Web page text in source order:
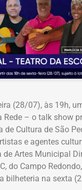
(28/07), às 19h,
– o talk show
Cultura de São
e agentes
Artes Municipal
do Campo
bilheteria na sexta